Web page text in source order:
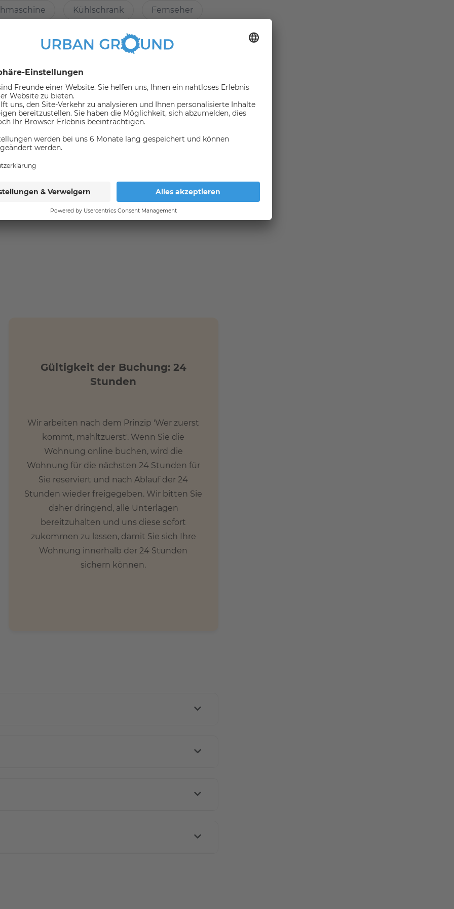
Kosten für Strom, Internet und Betriebskosten. Die
einzigen Raum.
komfortabel und für Singles ideal ist.
Kühlschrank Fernseher
Spülmaschine Staubsauger
(in 1000 meter umkreis)
Bus
Gültigkeit der Buchung: 24
Stunden
Wir arbeiten nach dem Prinzip 'Wer zuerst
kommt, mahltzuerst'. Wenn Sie die
Wohnung online buchen, wird die
Wohnung für die nächsten 24 Stunden für
Sie reserviert und nach Ablauf der 24
Stunden wieder freigegeben. Wir bitten Sie
daher dringend, alle Unterlagen
bereitzuhalten und uns diese sofort
zukommen zu lassen, damit Sie sich Ihre
Wohnung innerhalb der 24 Stunden
sichern können.